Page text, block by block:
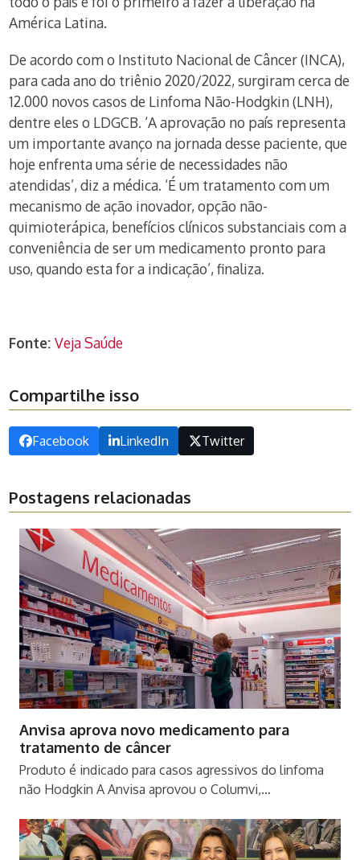
América Latina.
De acordo com o Instituto Nacional de Câncer (INCA),
para cada ano do triênio 2020/2022, surgiram cerca de
12.000 novos casos de Linfoma Não-Hodgkin (LNH),
dentre eles o LDGCB. ‘A aprovação no país representa
um importante avanço na jornada desse paciente, que
hoje enfrenta uma série de necessidades não
atendidas’, diz a médica. ‘É um tratamento com um
mecanismo de ação inovador, opção não-
quimioterápica, benefícios clínicos substanciais com a
conveniência de ser um medicamento pronto para
uso, quando esta for a indicação’, finaliza.
Fonte:Veja Saúde
Compartilhe isso
Facebook LinkedIn Twitter
Postagens relacionadas
Anvisa aprova novo medicamento para
tratamento de câncer
Produto é indicado para casos agressivos do linfoma
não Hodgkin A Anvisa aprovou o Columvi,…